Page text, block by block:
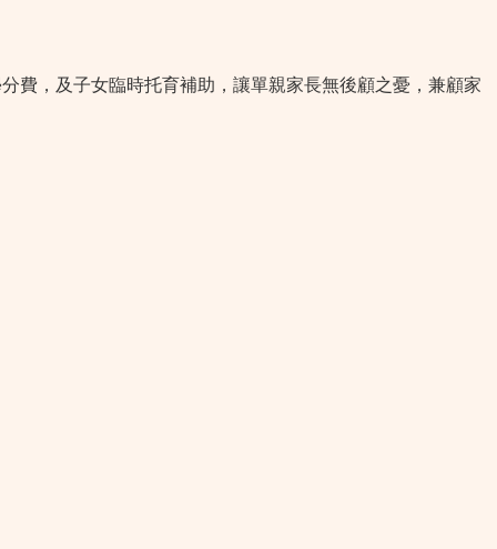
費，及子女臨時托育補助，讓單親家長無後顧之憂，兼顧家